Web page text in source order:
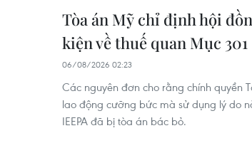
Tòa án Mỹ chỉ định hội
kiện về thuế quan Mục 301
06/08/2026 02:23
Các nguyên đơn cho rằng chính quyền
lao động cưỡng bức mà sử dụng lý do
IEEPA đã bị tòa án bác bỏ.